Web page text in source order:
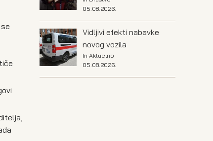
05.08.2026.
Vidljivi efekti nabavke
novog vozila
In Aktuelno
05.08.2026.